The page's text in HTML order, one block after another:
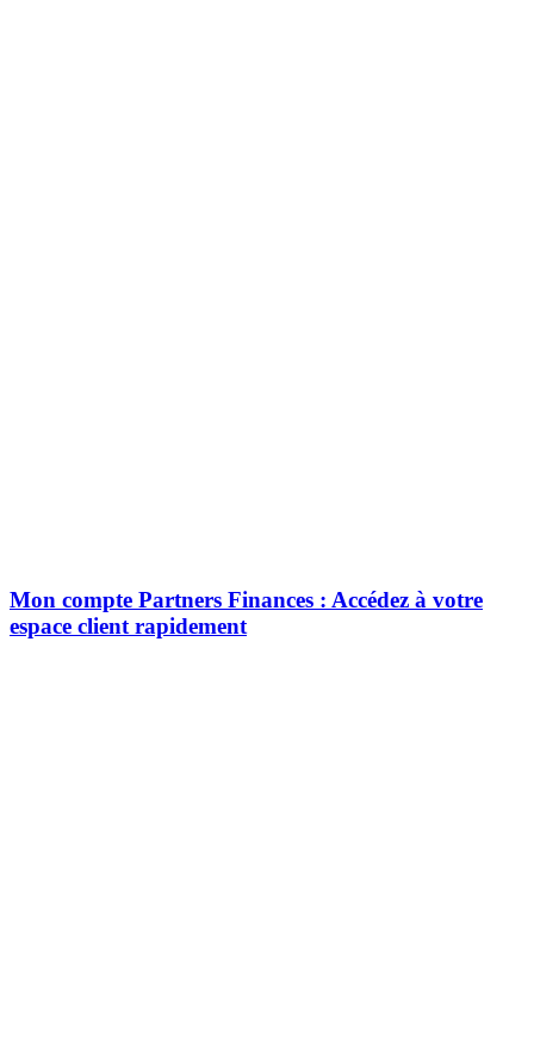
Mon compte Partners Finances : Accédez à votre
espace client rapidement